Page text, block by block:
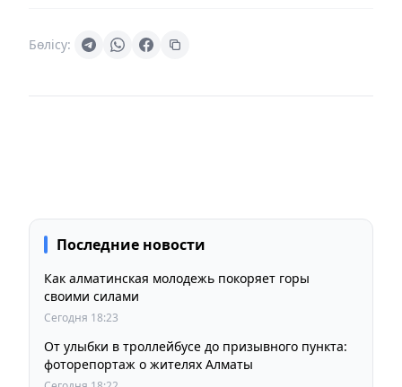
Бөлісу:
Последние новости
Как алматинская молодежь покоряет горы
своими силами
Сегодня 18:23
От улыбки в троллейбусе до призывного пункта:
фоторепортаж о жителях Алматы